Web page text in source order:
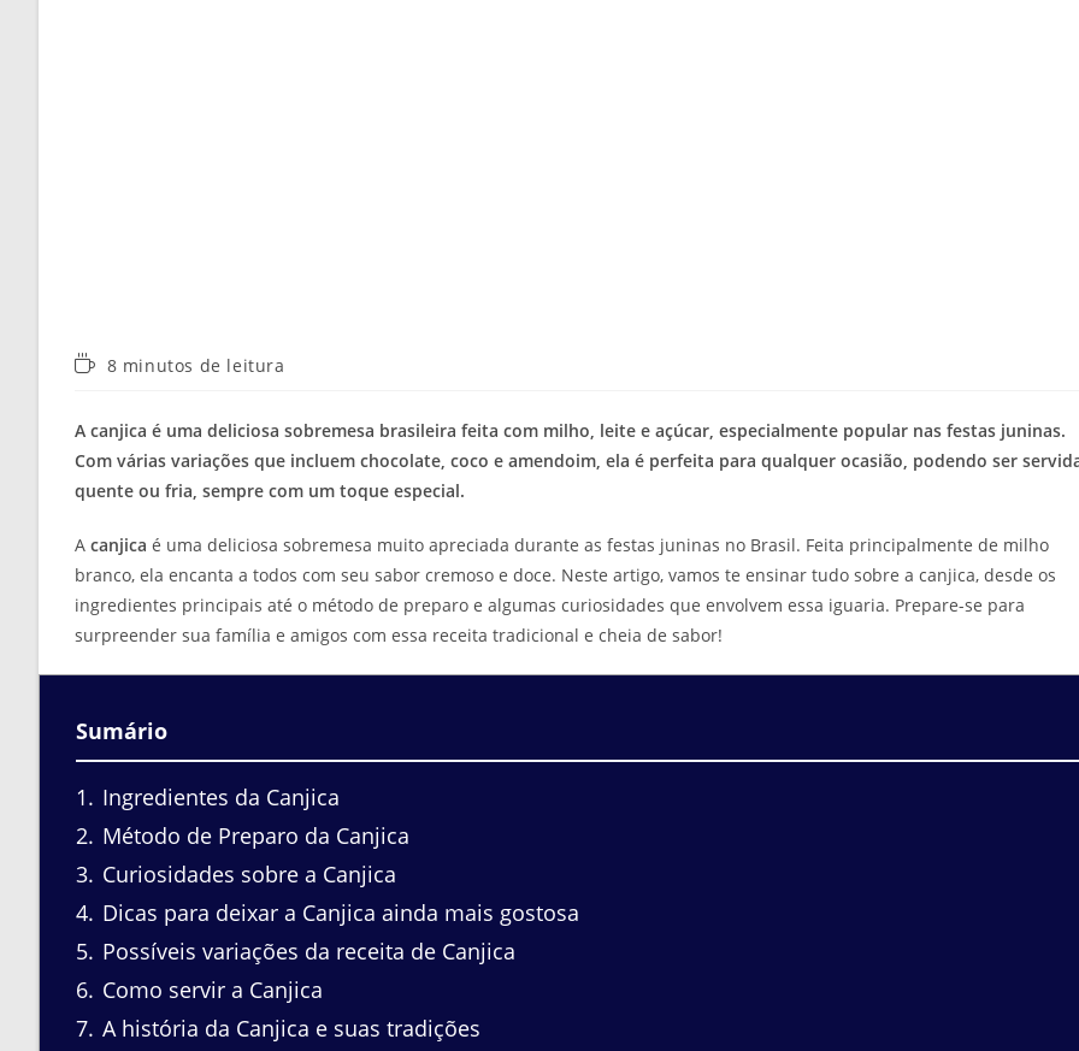
Tempo8 minutos de leitura
A canjica é uma deliciosa sobremesa brasileira feita com milho, leite e açúcar, especialmente popular nas festas juninas.
Com várias variações que incluem chocolate, coco e amendoim, ela é perfeita para qualquer ocasião, podendo ser
quente ou fria, sempre com um toque especial.
A canjica é uma deliciosa sobremesa muito apreciada durante as festas juninas no Brasil. Feita principalmente de milho
branco, ela encanta a todos com seu sabor cremoso e doce. Neste artigo, vamos te ensinar tudo sobre a canjica, desde os
ingredientes principais até o método de preparo e algumas curiosidades que envolvem essa iguaria. Prepare-se para
surpreender sua família e amigos com essa receita tradicional e cheia de sabor!
Sumário
1
Ingredientes da Canjica
2 Método de Preparo da Canjica
3 Curiosidades sobre a Canjica
4 Dicas para deixar a Canjica ainda mais gostosa
5 Possíveis variações da receita de Canjica
6 Como servir a Canjica
7 A história da Canjica e suas tradições